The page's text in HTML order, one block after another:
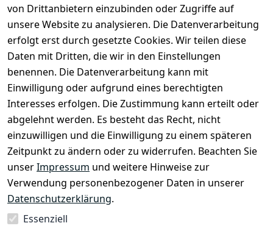
von Drittanbietern einzubinden oder Zugriffe auf
unsere Website zu analysieren. Die Datenverarbeitung
erfolgt erst durch gesetzte Cookies. Wir teilen diese
Daten mit Dritten, die wir in den Einstellungen
benennen. Die Datenverarbeitung kann mit
Einwilligung oder aufgrund eines berechtigten
Interesses erfolgen. Die Zustimmung kann erteilt oder
abgelehnt werden. Es besteht das Recht, nicht
einzuwilligen und die Einwilligung zu einem späteren
Zeitpunkt zu ändern oder zu widerrufen. Beachten Sie
unserImpressum und weitere Hinweise zur
Verwendung personenbezogener Daten in unserer
Datenschutzerklärung.
Essenziell
Rechtliches
Impressum
Datenschutze
rklärung
Barrierefreihe
itserklärung
Widerrufsrec
ht
Services
Registrieren